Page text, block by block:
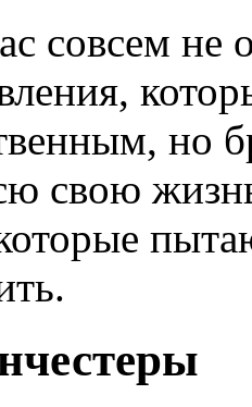
совсем не
но
свою